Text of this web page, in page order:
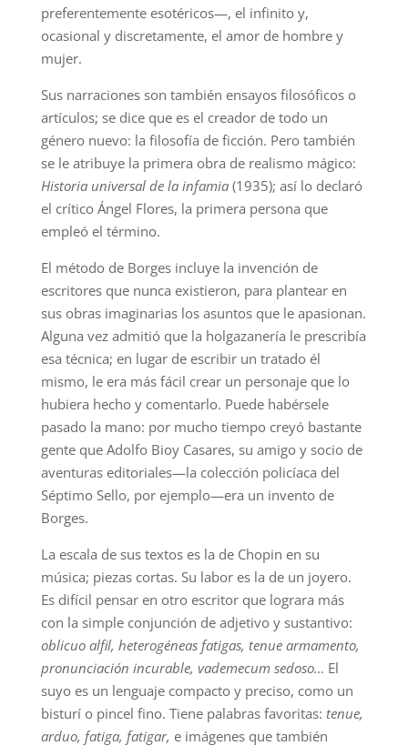
preferentemente esotéricos—, el infinito y,
ocasional y discretamente, el amor de hombre y
mujer.
Sus narraciones son también ensayos filosóficos o
artículos; se dice que es el creador de todo un
género nuevo: la filosofía de ficción. Pero también
se le atribuye la primera obra de realismo mágico:
Historia universal de la infamia(1935); así lo declaró
el crítico Ángel Flores, la primera persona que
empleó el término.
El método de Borges incluye la invención de
escritores que nunca existieron, para plantear en
sus obras imaginarias los asuntos que le apasionan.
Alguna vez admitió que la holgazanería le prescribía
esa técnica; en lugar de escribir un tratado él
mismo, le era más fácil crear un personaje que lo
hubiera hecho y comentarlo. Puede habérsele
pasado la mano: por mucho tiempo creyó bastante
gente que Adolfo Bioy Casares, su amigo y socio de
aventuras editoriales—la colección policíaca del
Séptimo Sello, por ejemplo—era un invento de
Borges.
La escala de sus textos es la de Chopin en su
música; piezas cortas. Su labor es la de un joyero.
Es difícil pensar en otro escritor que lograra más
con la simple conjunción de adjetivo y sustantivo:
oblicuo alfil, heterogéneas fatigas, tenue armamento,
pronunciación incurable, vademecum sedoso… El
suyo es un lenguaje compacto y preciso, como un
bisturí o pincel fino. Tiene palabras favoritas: tenue,
arduo, fatiga, fatigar, e imágenes que también